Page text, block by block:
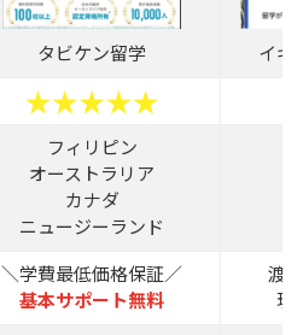
タビケン留学 イ
フィリピン
オーストラリア
カナダ
ニュージーランド
＼学費最低価格保証／
基本サポート無料
渡